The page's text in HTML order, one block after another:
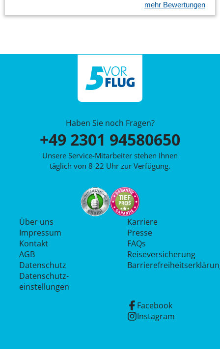
mehr Bewertungen
Haben Sie noch Fragen?
+49 2301 94580650
Unsere Service-Mitarbeiter stehen Ihnen
täglich von 8-22 Uhr zur Verfügung.
Über uns
Impressum
Kontakt
AGB
Datenschutz
Datenschutz­
einstellungen
Karriere
Presse
FAQs
Reiseversicherung
Facebook
Instagram